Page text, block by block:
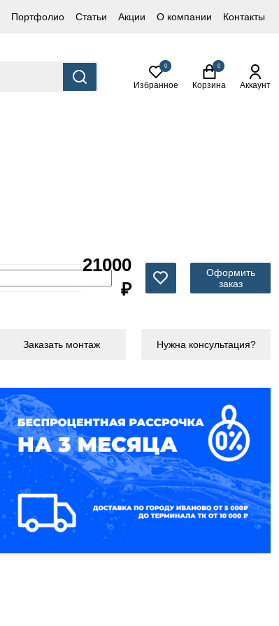
Портфолио Статьи Акции О компании Контакты
0
Избранное
0
Корзина Аккаунт
21000
₽
Оформить
заказ
Заказать монтаж Нужна консультация?